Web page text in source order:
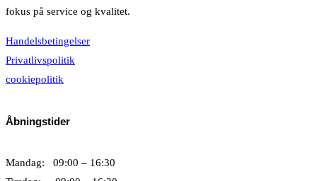
fokus på service og kvalitet.
Handelsbetingelser
Privatlivspolitik
cookiepolitik
Åbningstider
Mandag: 09:00 – 16:30